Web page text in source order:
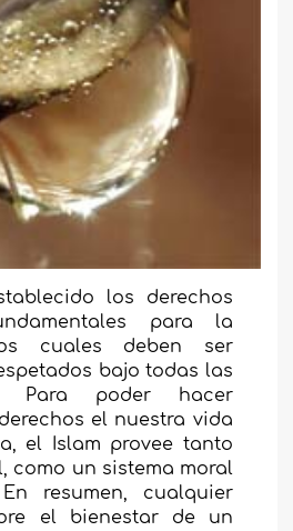
los derechos
para la
cuales deben ser
bajo todas las
Para poder hacer
el nuestra vida
el Islam provee tanto
como un sistema moral
resumen, cualquier
el bienestar de un